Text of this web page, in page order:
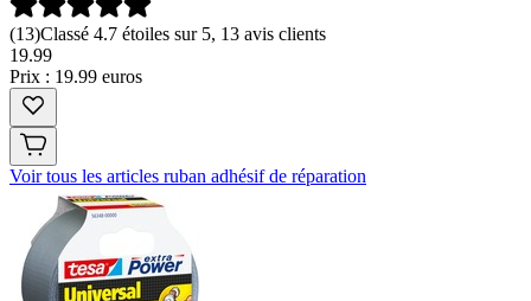
(13)Classé 4.7 étoiles sur 5, 13 avis clients
19.99
Prix : 19.99 euros
Voir tous les articles ruban adhésif de réparation